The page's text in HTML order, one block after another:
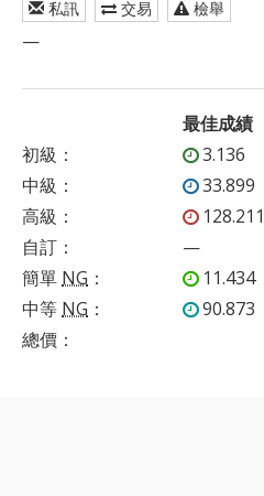
私訊 交易 檢舉
—
最佳成績
初級 ： 3.136
中級 ： 33.899
高級 ： 128.211
自訂 ： —
簡單 NG ： 11.434
中等 NG ： 90.873
總價：